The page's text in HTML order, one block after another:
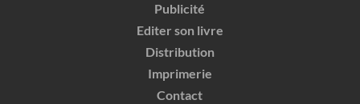
Publicité
Editer son livre
Distribution
Imprimerie
Contact